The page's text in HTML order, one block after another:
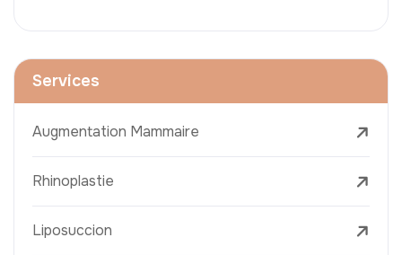
Services
Augmentation Mammaire
Rhinoplastie
Liposuccion